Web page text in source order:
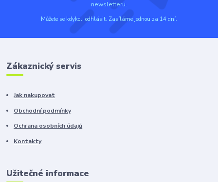
newsletteru.
Můžete se kdykoli odhlásit. Zasíláme jednou za 14 dní.
Zákaznický servis
Jak nakupovat
Obchodní podmínky
Ochrana osobních údajů
Kontakty
Užitečné informace